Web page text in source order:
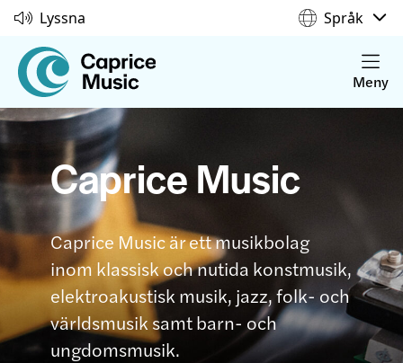
Lyssna Språk
Meny
Caprice Music
Caprice Music är ett musikbolag
inom klassisk och nutida konstmusik,
elektroakustisk musik, jazz, folk- och
världsmusik samt barn- och
ungdomsmusik.